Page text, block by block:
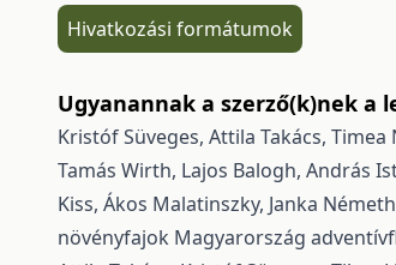
Hivatkozási formátumok
Ugyanannak a szerző(k)nek a
Kristóf Süveges, Attila Takács, Timea
Tamás Wirth, Lajos Balogh, András
Kiss, Ákos Malatinszky, Janka
növényfajok Magyarország